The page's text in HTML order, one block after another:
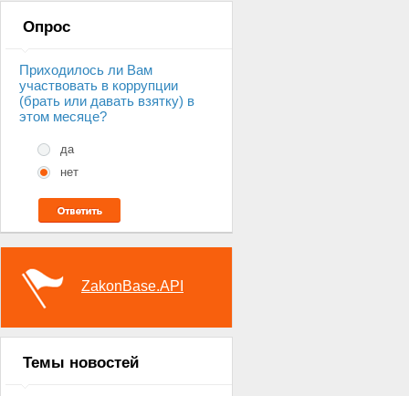
Опрос
Приходилось ли Вам
участвовать в коррупции
(брать или давать взятку) в
этом месяце?
да
нет
ZakonBase.API
Темы новостей